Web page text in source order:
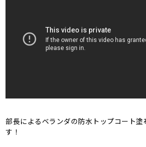
部長によるベランダの防水トップコート塗
す！